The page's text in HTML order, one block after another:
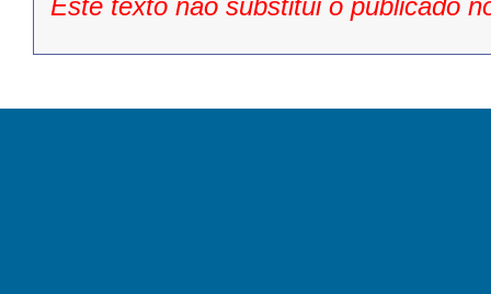
Este texto não substitui o publicado